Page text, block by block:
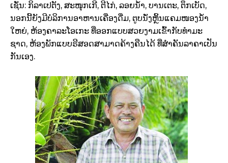
ເຊັ່ນ: ກິ­ລາ​ເປ​ຕັງ, ສະ­ໜຸກ​ເກີ, ຕີ­ໄກ່, ລອຍ­ນ້ຳ, ບານ­ເຕະ, ຕຶກ­ເບັດ,
ນອກ​ນີ້​ຍັງມີ​ບໍ­ລິ­ການ​ອາ­ຫານ​ເຄື່ອງ​ດື່ມ, ຕູບ​ນັ່ງ​ຫຼິ້ນແຄມ​ໜອງ​ນ້ຳ​
ໃຫຍ່, ຫ້ອງ​ຄາ​ລະ​ໂອ​ເກະ ທີ່​ອອກ​ແບບ​ສວຍ​ງາມ​ເຂົ້າ​ກັບ​ທຳ​ມະ
ຊາດ, ຫ້ອງ​ພັກ​ແບບ​ຣີ​ສອດ​ສາ­ມາດ​ຄ້າງຄືນ​ໄດ້ ທີ່​ສຳ­ຄັນ​ລາ­ຄາ​ເປັນ​
ກັນ​ເອງ.